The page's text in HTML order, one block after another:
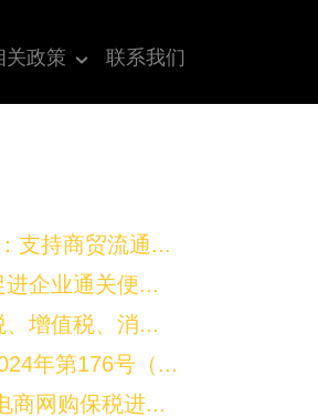
关政策 联系我们
支持商贸流通...
企业通关便...
、增值税、消...
年第176号（...
商网购保税进...